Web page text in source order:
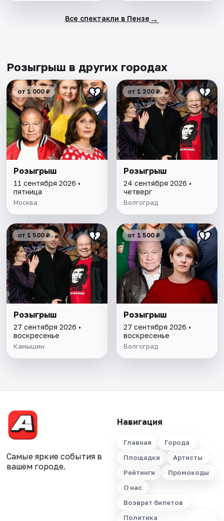
Все спектакли в Пензе →
Розыгрыш в других городах
от 1 000 ₽
Розыгрыш
11 сентября 2026 •
пятница
Москва
от 1 200 ₽
Розыгрыш
24 сентября 2026 •
четверг
Волгоград
от 1 500 ₽
Розыгрыш
27 сентября 2026 •
воскресенье
Камышин
от 1 500 ₽
Розыгрыш
27 сентября 2026 •
воскресенье
Волгоград
Самые яркие события в
вашем городе.
Навигация
Главная
Города
Площадки
Артисты
Рейтинги
Промокоды
О нас
Возврат билетов
Политика